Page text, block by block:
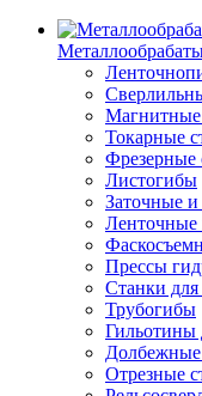
Магнитные
Токарные
Фрезерные
Листогибы
Заточные
Ленточные
Прессы
Станки для
Трубогибы
Гильотины
Долбежные
Отрезные